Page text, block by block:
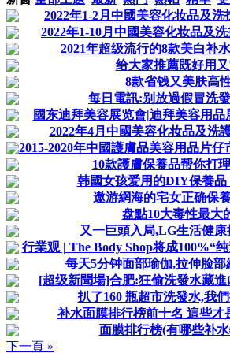
2022年1-2月中國美容化妆品及
2022年1-10月中國美容化妆品及
2021年超级流行的8款美白补
给大家推薦既好用
8款省钱又美肤高
每日電訊:别放過假冒洗
國东迪拜美容展览會|迪拜美容用
2022年4月中國美容化妆品及洗
2015-2020年中國護膚品美容用品片
10款護膚保養品帮你打
韩國女孩爱用的DIY保養品
遨游網海的宅女正确保
盘點10大毒性最大
又一巨頭入局,LG生活健
行業观 | The Body Shop将成100%“
每天5分钟面部瑜伽,拉伸脸
[超级新聞場]合肥:狂偷洗發水藏
扒了160 瓶超市洗發水,我
补水面膜排行榜前十名 這些才
面膜排行榜(有哪些补
下一頁 »